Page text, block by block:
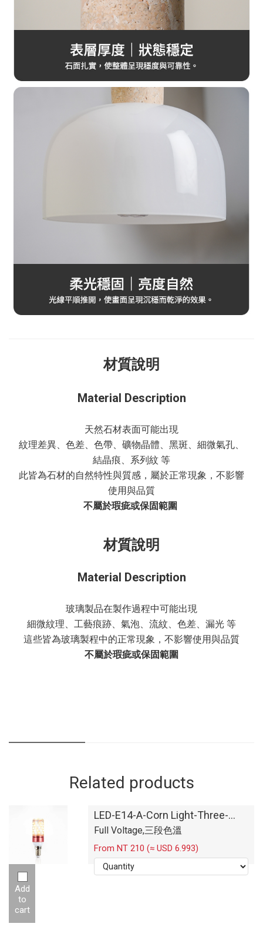
材質說明
Material Description
天然石材表面可能出現
紋理差異、色差、色帶、礦物晶體、黑斑、細微氣孔、
結晶痕、系列紋 等
此皆為石材的自然特性與質感，屬於正常現象，不影響
使用與品質
不屬於瑕疵或保固範圍
材質說明
Material Description
玻璃製品在製作過程中可能出現
細微紋理、工藝痕跡、氣泡、流紋、色差、漏光 等
這些皆為玻璃製程中的正常現象，不影響使用與品質
不屬於瑕疵或保固範圍
Related products
LED-E14-A-Corn Light-Three-
stage Color Temperature-12W
Full Voltage,三段色溫
From NT 210 (≈ USD 6.993)
Add
to
cart